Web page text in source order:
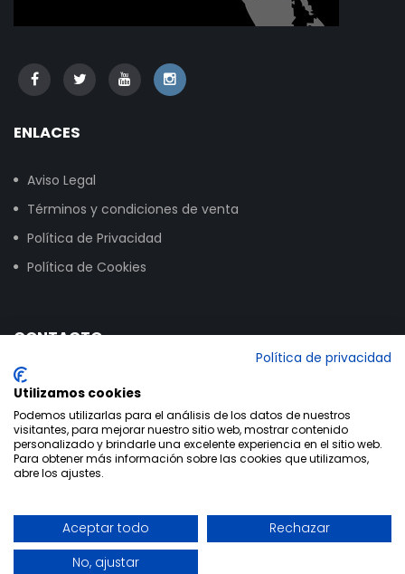
ENLACES
Aviso Legal
Términos y condiciones de venta
Política de Privacidad
Política de Cookies
CONTACTO
Calle Vitoria, 258, NAVE 16, 09007 Burgos
+34 947 24 00 03
info@bikextrem.com
Copyright © 2020 - Bikextrem | Desarrollo:
Utilizamos cookies propias y de terceros para mejorar la
experiencia de navegación de nuestros clientes y recabar
Política de privacidad
Utilizamos cookies
Podemos utilizarlas para el análisis de los datos de nuestros
visitantes, para mejorar nuestro sitio web, mostrar contenido
personalizado y brindarle una excelente experiencia en el sitio web.
Para obtener más información sobre las cookies que utilizamos,
abre los ajustes.
Aceptar todo
Rechazar
No, ajustar